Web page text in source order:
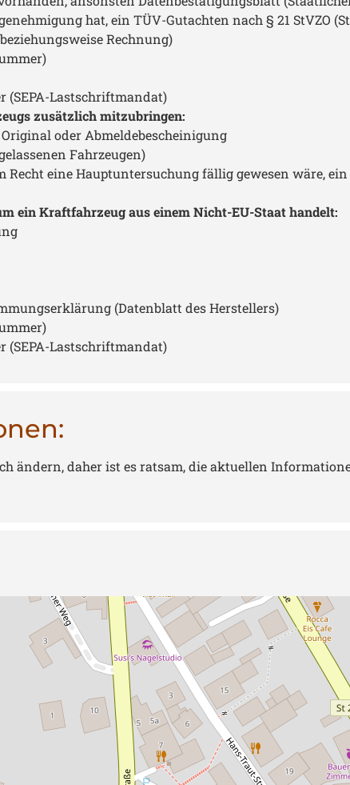
hat, ein TÜV-Gutachten nach § 21 StVZO
Rechnung)
(SEPA-Lastschriftmandat)
zusätzlich mitzubringen:
oder Abmeldebescheinigung
Fahrzeugen)
eine Hauptuntersuchung fällig gewesen wäre,
ein Kraftfahrzeug aus einem Nicht-EU-Staat handelt:
(Datenblatt des Herstellers)
(SEPA-Lastschriftmandat)
ändern, daher ist es ratsam, die aktuellen